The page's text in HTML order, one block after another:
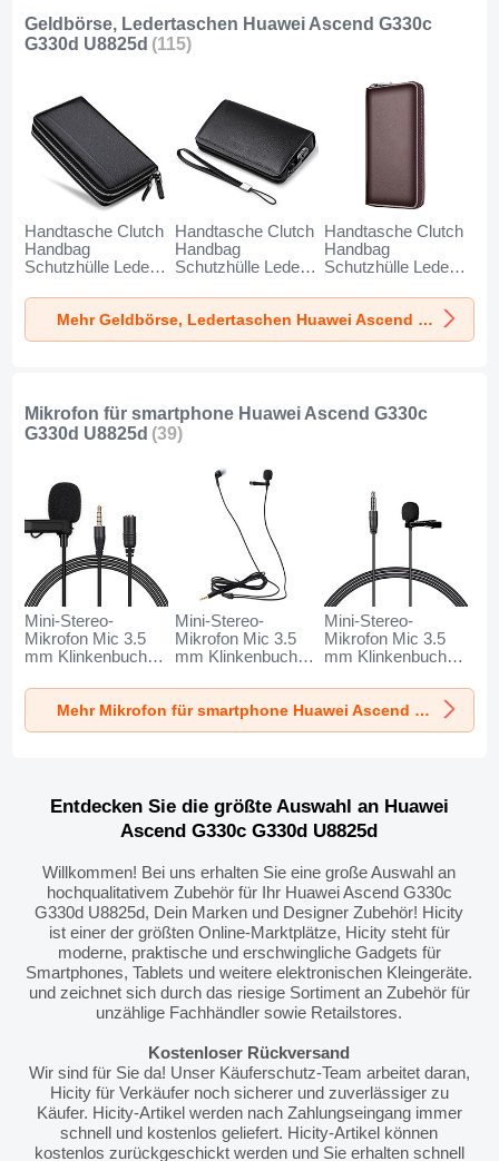
Geldbörse, Ledertaschen Huawei Ascend G330c
G330d U8825d (115)
Handtasche Clutch
Handbag
Schutzhülle Leder
Huawei Ascend
G330c G330d
U8825d Schwarz
Handtasche Clutch
Handbag
Schutzhülle Leder
Huawei Ascend
G330c G330d
U8825d Schwarz
Handtasche Clutch
Handbag
Schutzhülle Leder
Huawei Ascend
G330c G330d
U8825d Braun
Mehr Geldbörse, Ledertaschen Huawei Ascend G330c G330d U8825d
Mikrofon für smartphone Huawei Ascend G330c
G330d U8825d (39)
Mini-Stereo-
Mikrofon Mic 3.5
mm Klinkenbuchse
Ascend G330c
G330d U8825d
Schwarz
Mini-Stereo-
Mikrofon Mic 3.5
mm Klinkenbuchse
Ascend G330c
G330d U8825d
Schwarz
Mini-Stereo-
Mikrofon Mic 3.5
mm Klinkenbuchse
Ascend G330c
G330d U8825d
Schwarz
Mehr Mikrofon für smartphone Huawei Ascend G330c G330d U8825d
Entdecken Sie die größte Auswahl an Huawei
Ascend G330c G330d U8825d
Willkommen! Bei uns erhalten Sie eine große Auswahl an
hochqualitativem Zubehör für Ihr Huawei Ascend G330c
G330d U8825d, Dein Marken und Designer Zubehör! Hicity
ist einer der größten Online-Marktplätze, Hicity steht für
moderne, praktische und erschwingliche Gadgets für
Smartphones, Tablets und weitere elektronischen Kleingeräte.
und zeichnet sich durch das riesige Sortiment an Zubehör für
unzählige Fachhändler sowie Retailstores.
Kostenloser Rückversand
Wir sind für Sie da! Unser Käuferschutz-Team arbeitet daran,
Hicity für Verkäufer noch sicherer und zuverlässiger zu
Käufer. Hicity-Artikel werden nach Zahlungseingang immer
schnell und kostenlos geliefert. Hicity-Artikel können
kostenlos zurückgeschickt werden und Sie erhalten schnell